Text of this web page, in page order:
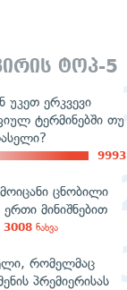
ტოპ-5
უკეთ ერკვევი
ტერმინებში თუ
9993
ცნობილი
ერთი მინიშნებით
3008 ნახვა
რომელმაც
პრემიერისას